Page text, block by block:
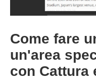
Passo 1.
Come fare
un'area
con Cattura